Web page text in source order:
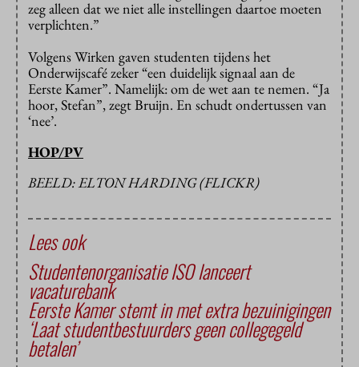
zeg alleen dat we niet alle instellingen daartoe moeten
verplichten.”
Volgens Wirken gaven studenten tijdens het
Onderwijscafé zeker “een duidelijk signaal aan de
Eerste Kamer”. Namelijk: om de wet aan te nemen. “Ja
hoor, Stefan”, zegt Bruijn. En schudt ondertussen van
‘nee’.
HOP/PV
BEELD: ELTON HARDING (FLICKR)
Lees ook
Studentenorganisatie ISO lanceert
vacaturebank
Eerste Kamer stemt in met extra bezuinigingen
‘Laat studentbestuurders geen collegegeld
betalen’